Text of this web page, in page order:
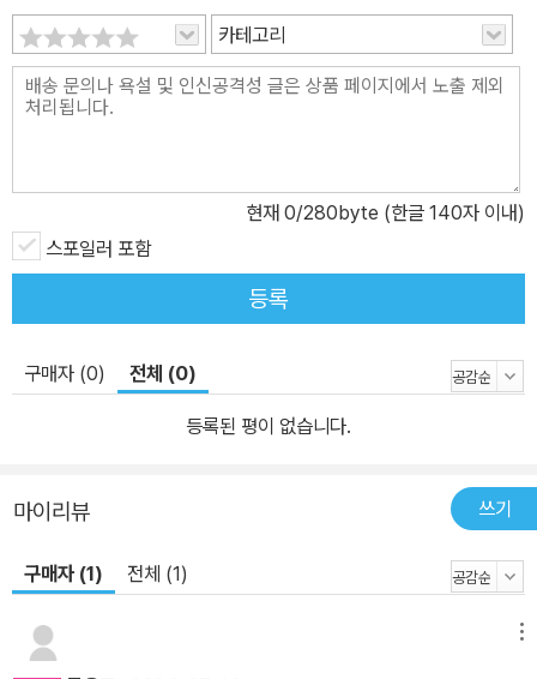
낸 한 철≫(문학과지성사, 1997) 시집 ≪어쩌다 만난 우리끼리≫(탐
라목석원, 1998) 저서 ≪프랑스의 상징주의 시와 한국의 현대시≫
(제주대출판사, 2000) 시집 ≪허공≫(문학과지성사, 2001) 시선집
≪그때 제주 바람≫(문학과지성사, 2003) 시집 ≪집과 길≫(도서출
서 ≪보들레르를 찾아서≫(제주대출판사, 2003) 시집 ≪허공≫(문학
과지성사, 2007) 시집 ≪백년 동안 내리는 눈≫ (문학과지성사, 200
7) 시집 ≪빈 길≫(도서출판 각, 2008) 시집 ≪허물어버린 집≫ (문
주시민상(에술부문) 2001/ 오현문학상
카테고리
현재 0/280byte (한글 140자 이내)
스포일러 포함
등록
구매자 (0) 전체 (0)
등록된 평이 없습니다.
마이리뷰 쓰기
구매자 (1) 전체 (1)